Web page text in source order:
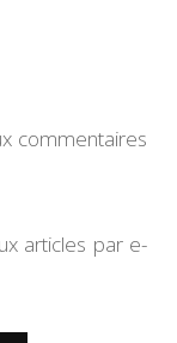
commentaires
articles par e-